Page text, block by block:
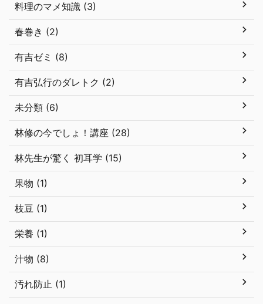
料理のマメ知識 (3)
春巻き (2)
有吉ゼミ (8)
有吉弘行のダレトク (2)
未分類 (6)
林修の今でしょ！講座 (28)
林先生が驚く 初耳学 (15)
果物 (1)
枝豆 (1)
栄養 (1)
汁物 (8)
汚れ防止 (1)